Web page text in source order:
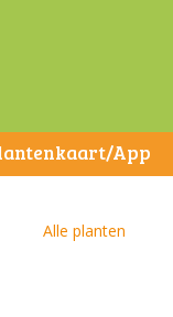
App
Alle planten